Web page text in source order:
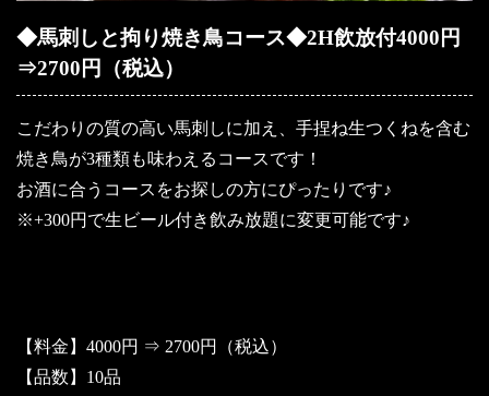
◆馬刺しと拘り焼き鳥コース◆2H飲放付4000円
⇒2700円（税込）
こだわりの質の高い馬刺しに加え、手捏ね生つくねを含む
焼き鳥が3種類も味わえるコースです！
お酒に合うコースをお探しの方にぴったりです♪
※+300円で生ビール付き飲み放題に変更可能です♪
【料金】4000円 ⇒ 2700円（税込）
【品数】10品